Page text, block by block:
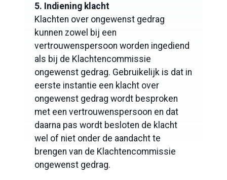
5. Indiening klacht
Klachten over ongewenst gedrag
kunnen zowel bij een
vertrouwenspersoon worden ingediend
als bij de Klachtencommissie
ongewenst gedrag. Gebruikelijk is dat in
eerste instantie een klacht over
ongewenst gedrag wordt besproken
met een vertrouwenspersoon en dat
daarna pas wordt besloten de klacht
wel of niet onder de aandacht te
brengen van de Klachtencommissie
ongewenst gedrag.